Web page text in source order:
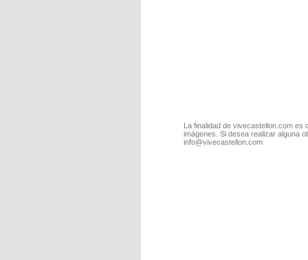
La finalidad de vivecastellon.com
imágenes. Si desea realizar alguna
info@vivecastellon.com